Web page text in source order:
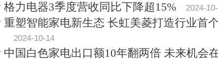
格力电器3季度营收同比下降超15% 2024-
重塑智能家电新生态 长虹美菱打造行业首
2024-10-14
中国白色家电出口额10年翻两倍 未来机会